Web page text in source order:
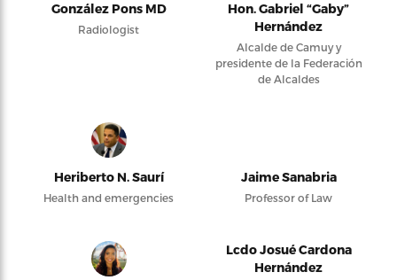
González Pons MD
Radiologist
Hon. Gabriel “Gaby”
Hernández
Alcalde de Camuy y
presidente de la Federación
de Alcaldes
Heriberto N. Saurí
Health and emergencies
Jaime Sanabria
Professor of Law
Lcdo Josué Cardona
Hernández